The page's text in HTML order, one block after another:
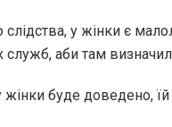
слідства, у жінки є
служб, аби там
буде доведено,